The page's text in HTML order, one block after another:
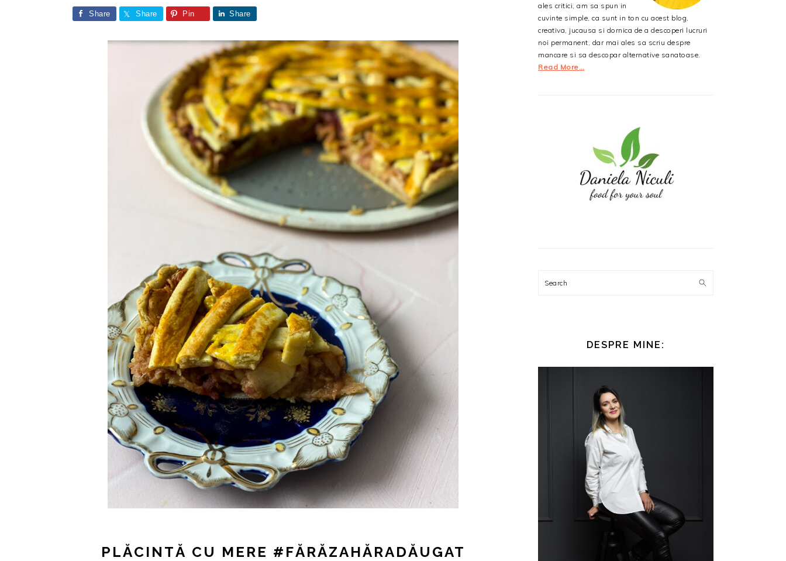
Share Share Pin Share
PLĂCINTĂ CU MERE #FĂRĂZAHĂRADĂUGAT
ales critici, am sa spun in
cuvinte simple, ca sunt in ton cu acest blog,
creativa, jucausa si dornica de a descoperi lucruri
noi permanent, dar mai ales sa scriu despre
mancare si sa descopar alternative sanatoase.
Read More…
Search
DESPRE MINE: